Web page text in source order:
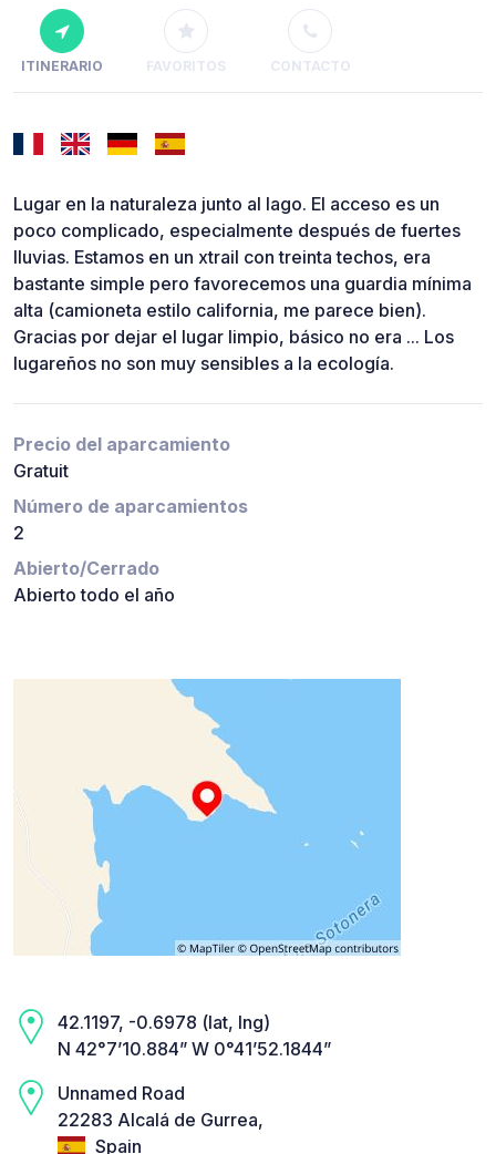
ITINERARIO FAVORITOS CONTACTO
Lugar en la naturaleza junto al lago. El acceso es un
poco complicado, especialmente después de fuertes
lluvias. Estamos en un xtrail con treinta techos, era
bastante simple pero favorecemos una guardia mínima
alta (camioneta estilo california, me parece bien).
Gracias por dejar el lugar limpio, básico no era ... Los
lugareños no son muy sensibles a la ecología.
Precio del aparcamiento
Gratuit
Número de aparcamientos
2
Abierto/Cerrado
Abierto todo el año
42.1197, -0.6978 (lat, lng)
N 42°7’10.884” W 0°41’52.1844”
Unnamed Road
22283 Alcalá de Gurrea,
Spain